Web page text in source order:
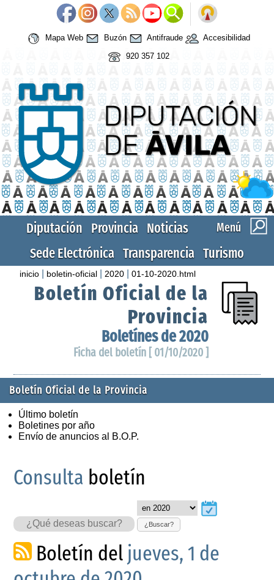
Mapa Web Buzón Antifraude
Accesibilidad
920 357 102
Menú
Diputación Provincia Noticias
Sede Electrónica Transparencia Turismo
inicio boletin-oficial 2020 |01-10-2020.html
Boletín Oficial de la
Provincia
Boletínes de 2020
Ficha del boletín [ 01/10/2020 ]
Boletín Oficial de la Provincia
Último boletín
Boletines por año
Envío de anuncios al B.O.P.
Consulta boletín
¿Buscar?
Boletín del jueves, 1 de